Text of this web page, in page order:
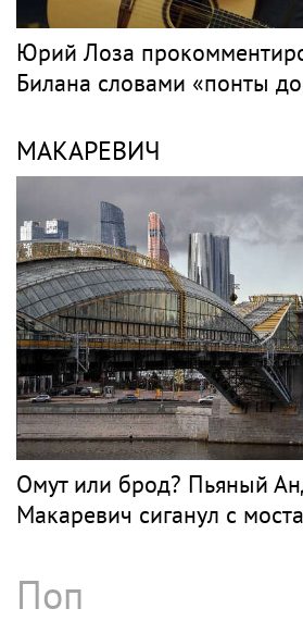
Юрий Лоза
Билана словами «понты
МАКАРЕВИЧ
Омут или брод? Пьяный
Макаревич сиганул с
Поп